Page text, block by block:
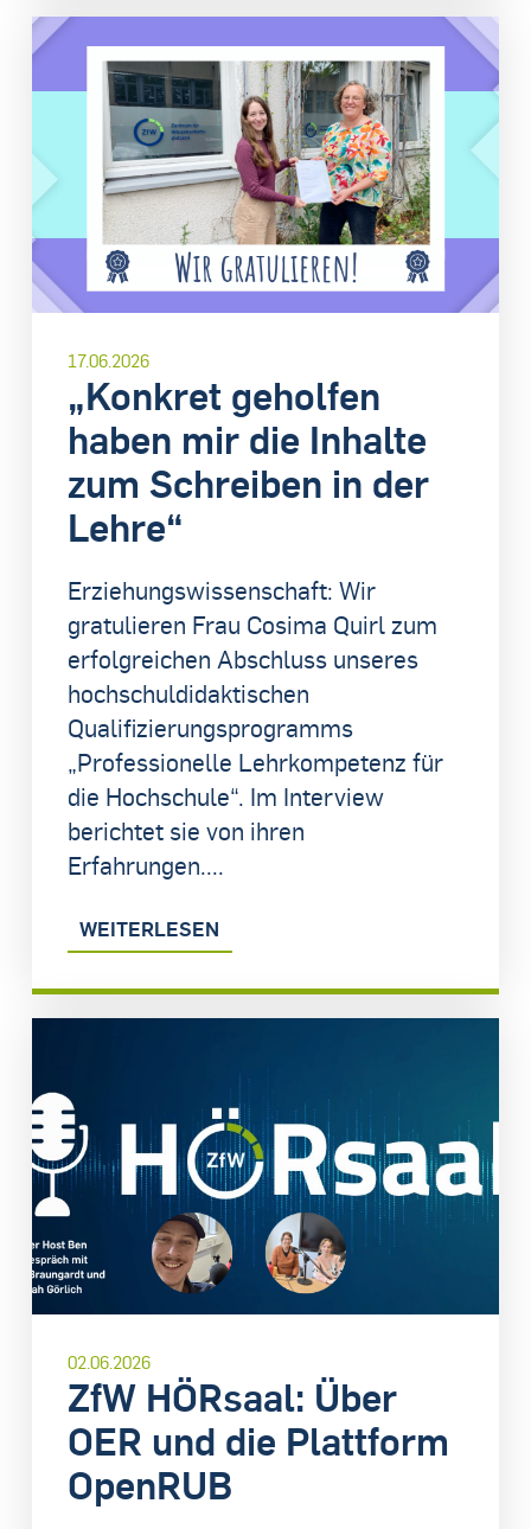
17.06.2026
„Konkret geholfen
haben mir die Inhalte
zum Schreiben in der
Lehre“
Erziehungswissenschaft: Wir
gratulieren Frau Cosima Quirl zum
erfolgreichen Abschluss unseres
hochschuldidaktischen
Qualifizierungsprogramms
„Professionelle Lehrkompetenz für
die Hochschule“. Im Interview
berichtet sie von ihren
Erfahrungen....
WEITERLESEN
02.06.2026
ZfW HÖRsaal: Über
OER und die Plattform
OpenRUB